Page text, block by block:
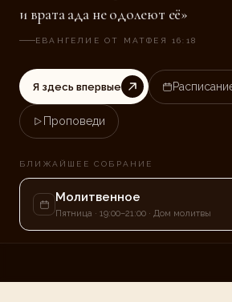
и врата ада не одолеют её»
ЕВАНГЕЛИЕ ОТ МАТФЕЯ 16:18
Я здесь впервые
Проповеди
БЛИЖАЙШЕЕ СОБРАНИЕ
Молитвенное
Пятница · 19:00–21:00 · Дом молитвы